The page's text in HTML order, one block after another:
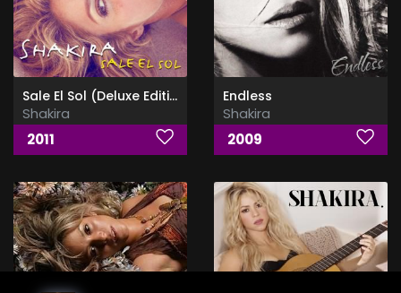
Sale El Sol (Deluxe Edition)
Shakira
2011
Endless
Shakira
2009